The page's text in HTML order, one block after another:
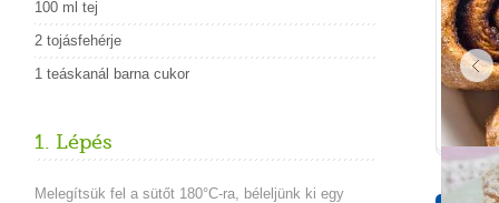
100 ml tej
2 tojásfehérje
1 teáskanál barna cukor
1. Lépés
Melegítsük fel a sütőt 180°C-ra, béleljünk ki egy